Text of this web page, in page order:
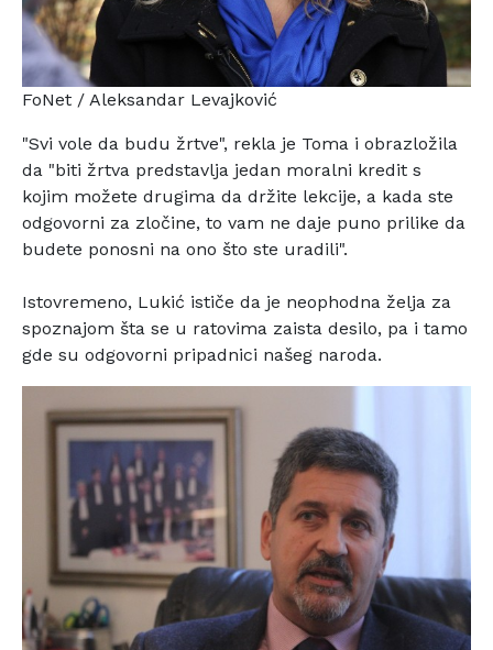
FoNet / Aleksandar Levajković
"Svi vole da budu žrtve", rekla je Toma i obrazložila
da "biti žrtva predstavlja jedan moralni kredit s
kojim možete drugima da držite lekcije, a kada ste
odgovorni za zločine, to vam ne daje puno prilike da
budete ponosni na ono što ste uradili".
Istovremeno, Lukić ističe da je neophodna želja za
spoznajom šta se u ratovima zaista desilo, pa i tamo
gde su odgovorni pripadnici našeg naroda.